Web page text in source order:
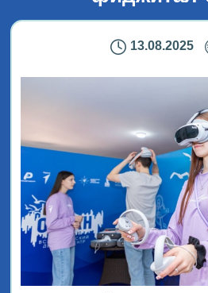
13.08.2025